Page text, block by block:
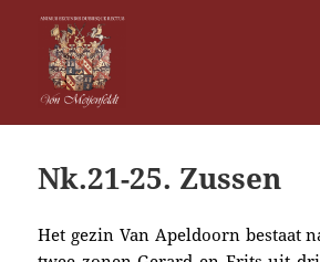
Nk.21-25. Zussen
Het gezin Van Apeldoorn bestaat